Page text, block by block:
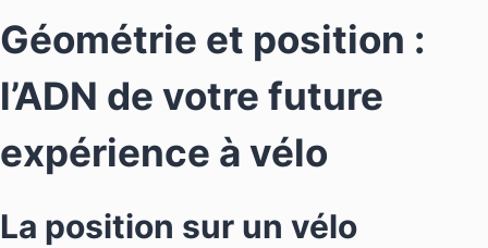
Géométrie et position :
l’ADN de votre future
expérience à vélo
La position sur un vélo